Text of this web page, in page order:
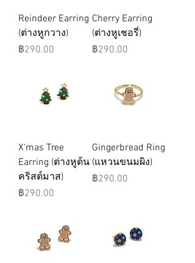
Reindeer Earring
(ต่างหูกวาง)
ราคา
฿290.00
Cherry Earring
(ต่างหูเชอรี่)
ราคา
฿290.00
X'mas Tree
Earring (ต่างหูต้น
คริสต์มาส)
ราคา
฿290.00
Gingerbread Ring
(แหวนขนมผิง)
ราคา
฿290.00